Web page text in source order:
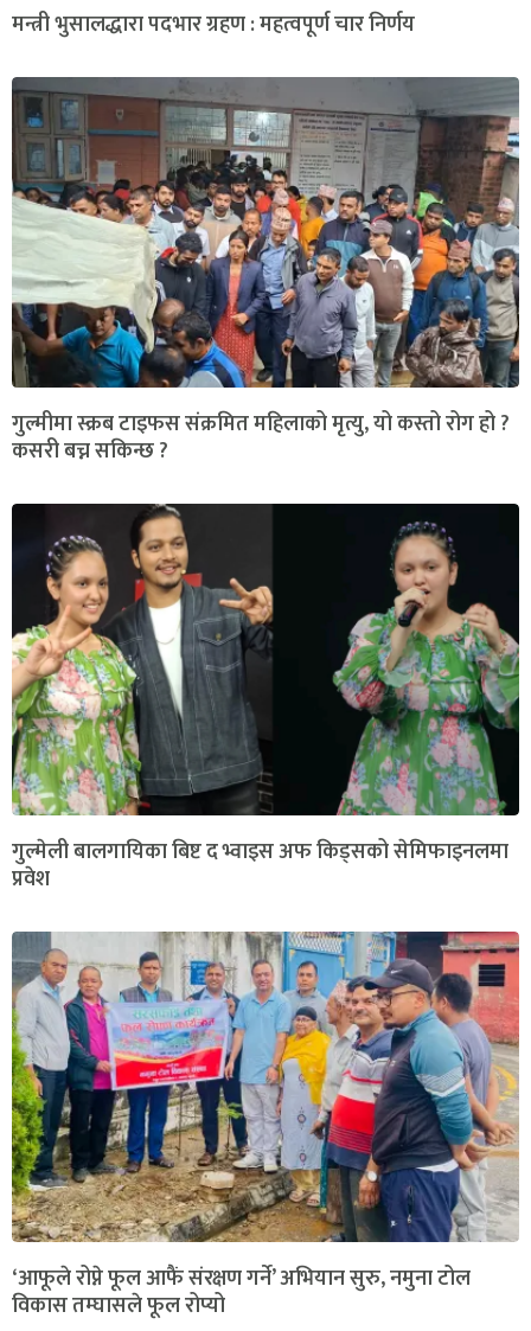
मन्त्री भुसालद्धारा पदभार ग्रहण : महत्वपूर्ण चार निर्णय
गुल्मीमा स्क्रब टाइफस संक्रमित महिलाको मृत्यु, यो कस्तो रोग हो ?
कसरी बच्न सकिन्छ ?
गुल्मेली बालगायिका बिष्ट द भ्वाइस अफ किड्सको सेमिफाइनलमा
प्रवेश
‘आफूले रोप्ने फूल आफैं संरक्षण गर्ने’ अभियान सुरु, नमुना टोल
विकास तम्घासले फूल रोप्यो